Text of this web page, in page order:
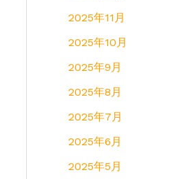
2025年11月
2025年10月
2025年9月
2025年8月
2025年7月
2025年6月
2025年5月